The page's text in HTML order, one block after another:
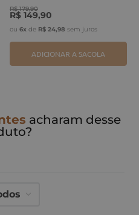
R$ 179,90
R$ 149,90
ou 6x de R$ 24,98 sem juros
ADICIONAR A SACOLA
acharam desse